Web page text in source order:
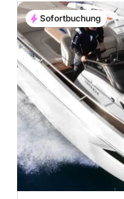
Sofortbuchung